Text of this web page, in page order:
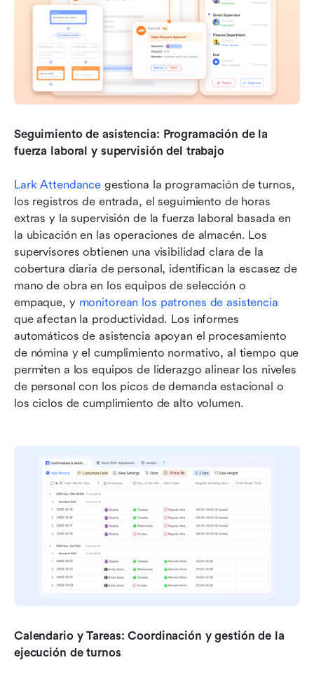
Seguimiento de asistencia: Programación de la
fuerza laboral y supervisión del trabajo
Lark Attendance gestiona la programación de turnos,
los registros de entrada, el seguimiento de horas
extras y la supervisión de la fuerza laboral basada en
la ubicación en las operaciones de almacén. Los
supervisores obtienen una visibilidad clara de la
cobertura diaria de personal, identifican la escasez de
mano de obra en los equipos de selección o
empaque, y monitorean los patrones de asistencia
que afectan la productividad. Los informes
automáticos de asistencia apoyan el procesamiento
de nómina y el cumplimiento normativo, al tiempo que
permiten a los equipos de liderazgo alinear los niveles
de personal con los picos de demanda estacional o
los ciclos de cumplimiento de alto volumen.
Calendario y Tareas: Coordinación y gestión de la
ejecución de turnos